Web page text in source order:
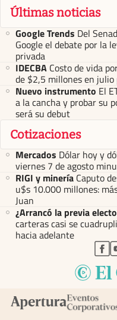
Últimas noticias
Google Trends Del
Google el debate por la
privada
IDECBA Costo de vida
de $2,5 millones en julio
Nuevo instrumento El
a la cancha y probar su
será su debut
Cotizaciones
Mercados Dólar hoy y
viernes 7 de agosto
RIGI y minería Caputo
u$s 10.000 millones:
Juan
¿Arrancó la previa
carteras casi se
hacia adelante